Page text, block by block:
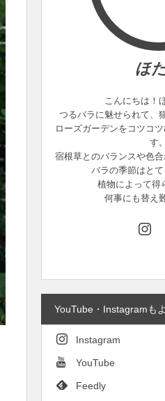
ほ
こんにちは！
つるバラに魅せられて、
ローズガーデンをコツコ
す。
宿根草とのバランスや色合
バラの季節はとて
植物によって得
何事にも替え
YouTube・Instagramも
Instagram
YouTube
Feedly